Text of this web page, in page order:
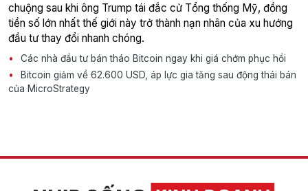
chuộng sau khi ông Trump tái đắc cử Tổng thống Mỹ, đồng
tiền số lớn nhất thế giới này trở thành nạn nhân của xu hướng
đầu tư thay đổi nhanh chóng.
Các nhà đầu tư bán tháo Bitcoin ngay khi giá chớm phục hồi
Bitcoin giảm về 62.600 USD, áp lực gia tăng sau động thái bán
của MicroStrategy